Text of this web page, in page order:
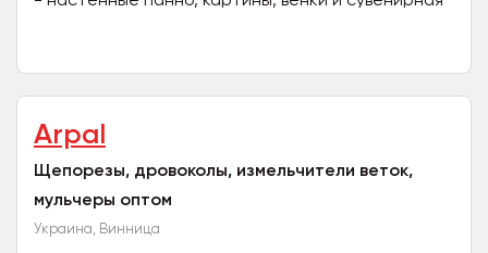
Arpal
Щепорезы, дровоколы, измельчители веток,
мульчеры оптом
Украина, Винница